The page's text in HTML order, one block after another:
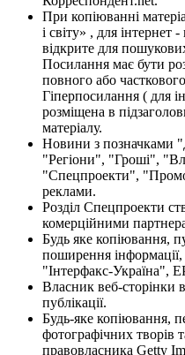
При копіюванні
і світу» , для інтернет
відкрите для
Посилання має бути
повного або
Гіперпосилання ( для
розміщена в
матеріалу.
Новини з позначками
"Регіони", "Гроші",
"Спецпроекти",
реклами.
Розділ Спецпроекти
комерційними
Будь яке копіювання,
поширення
"Інтерфакс-Україна",
Власник веб-сторінки
публікації.
Будь-яке копіювання,
фотографічних творів
правовласника Getty